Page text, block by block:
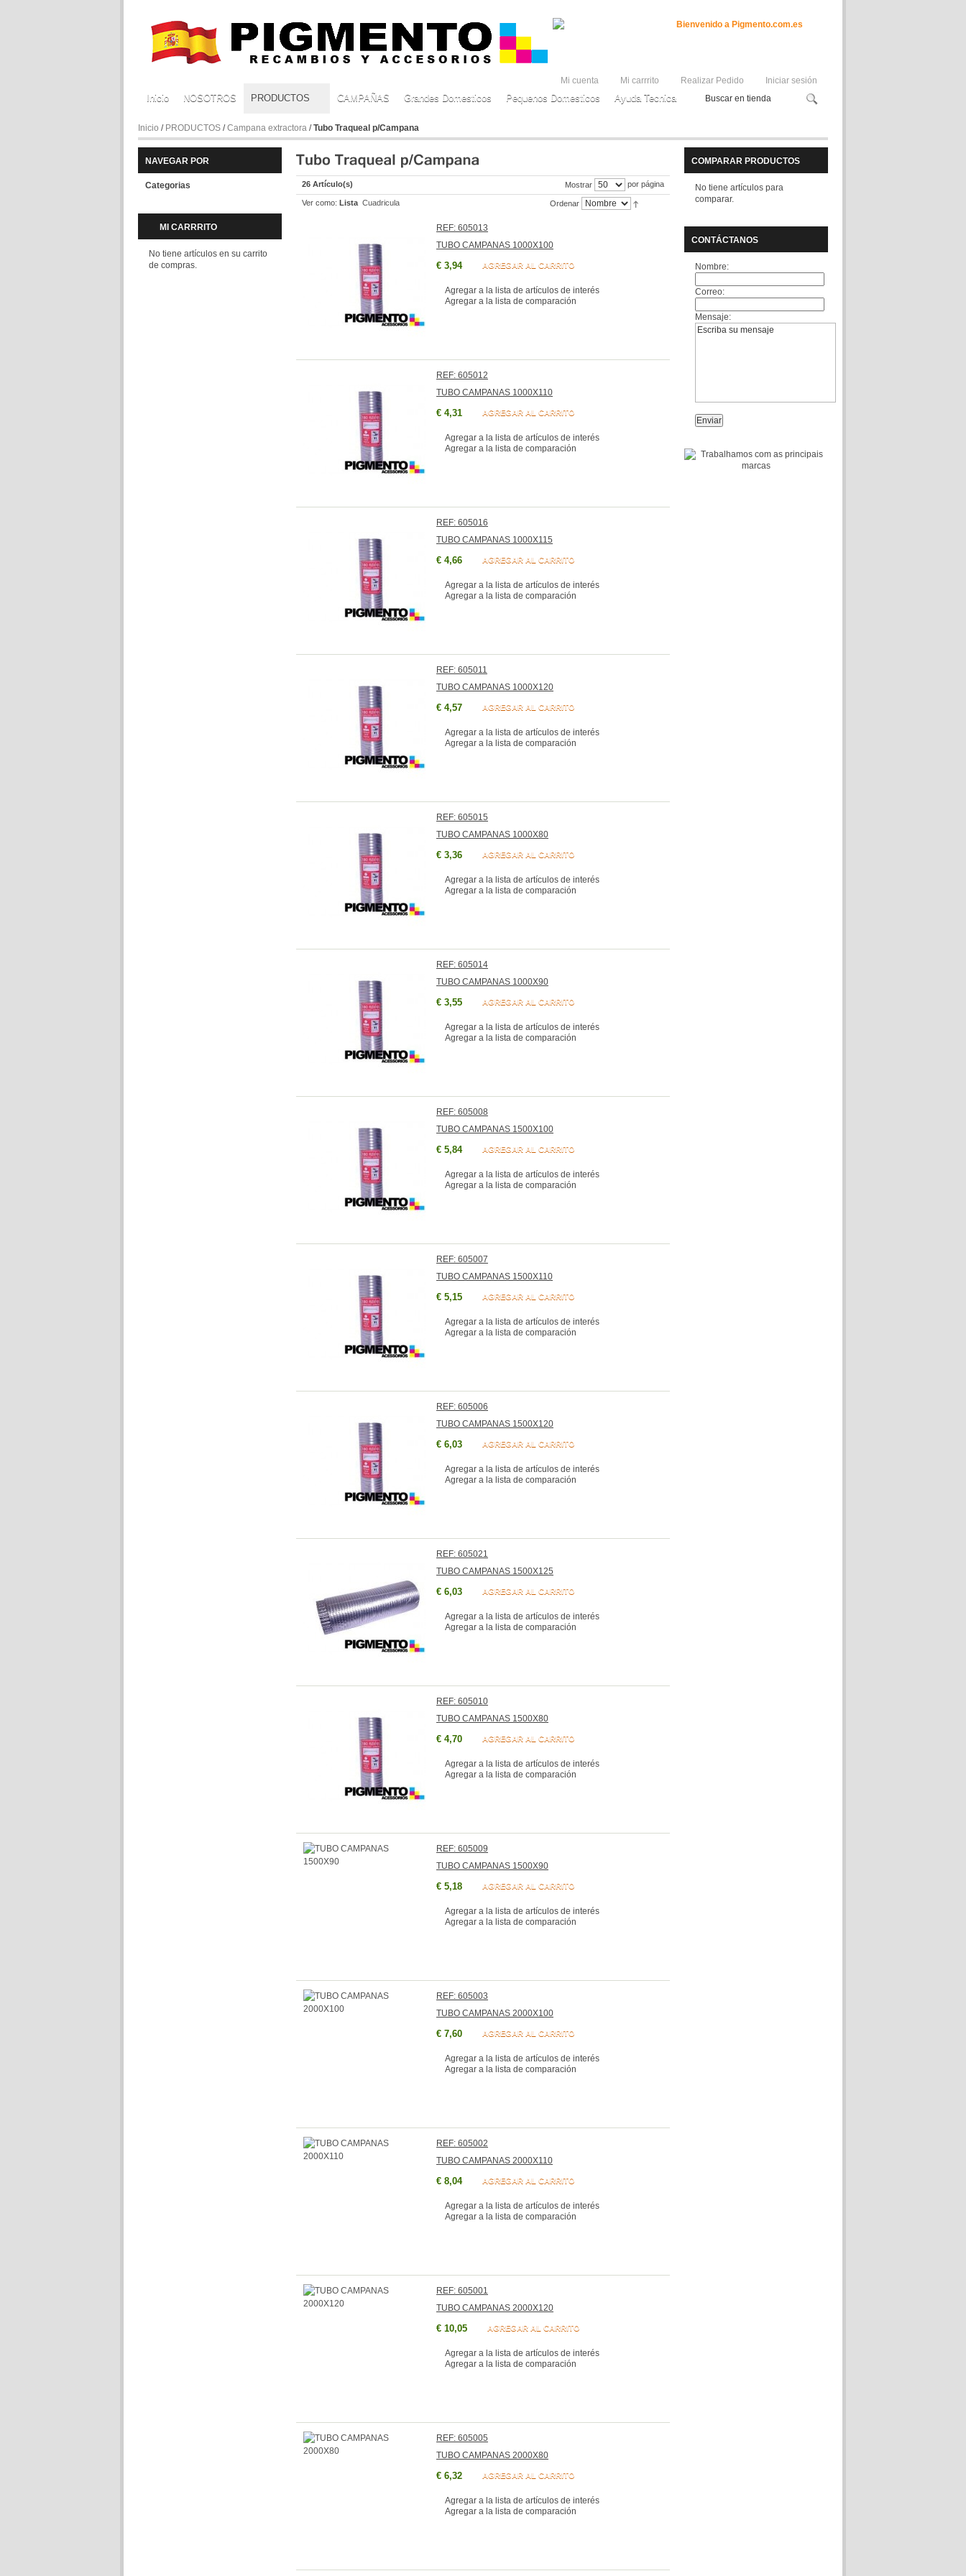
Bienvenido a Pigmento.com.es
Mi cuenta Mi carrrito Realizar Pedido Iniciar sesión
Inicio NOSOTROS PRODUCTOS CAMPAÑAS Grandes Domesticos Pequenos Domesticos Ayuda Tecnica
Inicio / PRODUCTOS /Campana extractora /Tubo Traqueal p/Campana
NAVEGAR POR
Categorias
MI CARRRITO
No tiene artículos en su carrito
de compras.
26 Artículo(s) Mostrar por página
Ver como: Lista Cuadricula Ordenar
REF: 605013
TUBO CAMPANAS 1000X100
€ 3,94 AGREGAR AL CARRITO
Agregar a la lista de artículos de interés
Agregar a la lista de comparación
REF: 605012
TUBO CAMPANAS 1000X110
€ 4,31 AGREGAR AL CARRITO
Agregar a la lista de artículos de interés
Agregar a la lista de comparación
REF: 605016
TUBO CAMPANAS 1000X115
€ 4,66 AGREGAR AL CARRITO
Agregar a la lista de artículos de interés
Agregar a la lista de comparación
REF: 605011
TUBO CAMPANAS 1000X120
€ 4,57 AGREGAR AL CARRITO
Agregar a la lista de artículos de interés
Agregar a la lista de comparación
REF: 605015
TUBO CAMPANAS 1000X80
€ 3,36 AGREGAR AL CARRITO
Agregar a la lista de artículos de interés
Agregar a la lista de comparación
REF: 605014
TUBO CAMPANAS 1000X90
€ 3,55 AGREGAR AL CARRITO
Agregar a la lista de artículos de interés
Agregar a la lista de comparación
REF: 605008
TUBO CAMPANAS 1500X100
€ 5,84 AGREGAR AL CARRITO
Agregar a la lista de artículos de interés
Agregar a la lista de comparación
REF: 605007
TUBO CAMPANAS 1500X110
€ 5,15 AGREGAR AL CARRITO
Agregar a la lista de artículos de interés
Agregar a la lista de comparación
REF: 605006
TUBO CAMPANAS 1500X120
€ 6,03 AGREGAR AL CARRITO
Agregar a la lista de artículos de interés
Agregar a la lista de comparación
REF: 605021
TUBO CAMPANAS 1500X125
€ 6,03 AGREGAR AL CARRITO
Agregar a la lista de artículos de interés
Agregar a la lista de comparación
REF: 605010
TUBO CAMPANAS 1500X80
€ 4,70 AGREGAR AL CARRITO
Agregar a la lista de artículos de interés
Agregar a la lista de comparación
REF: 605009
TUBO CAMPANAS 1500X90
€ 5,18 AGREGAR AL CARRITO
Agregar a la lista de artículos de interés
Agregar a la lista de comparación
REF: 605003
TUBO CAMPANAS 2000X100
€ 7,60 AGREGAR AL CARRITO
Agregar a la lista de artículos de interés
Agregar a la lista de comparación
REF: 605002
TUBO CAMPANAS 2000X110
€ 8,04 AGREGAR AL CARRITO
Agregar a la lista de artículos de interés
Agregar a la lista de comparación
REF: 605001
TUBO CAMPANAS 2000X120
€ 10,05 AGREGAR AL CARRITO
Agregar a la lista de artículos de interés
Agregar a la lista de comparación
REF: 605005
TUBO CAMPANAS 2000X80
€ 6,32 AGREGAR AL CARRITO
Agregar a la lista de artículos de interés
Agregar a la lista de comparación
COMPARAR PRODUCTOS
No tiene artículos para
comparar.
CONTÁCTANOS
Nombre:
Correo:
Mensaje: